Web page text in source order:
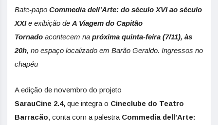
Bate-papo Commedia dell’Arte: do século XVI ao século
XXIe exibição de A Viagem do Capitão
Tornado acontecem na próxima quinta-feira (7/11), às
20h, no espaço localizado em Barão Geraldo. Ingressos no
chapéu
A edição de novembro do projeto
SarauCine 2.4, que integra o Cineclube do Teatro
Barracão, conta com a palestra Commedia dell’Arte: